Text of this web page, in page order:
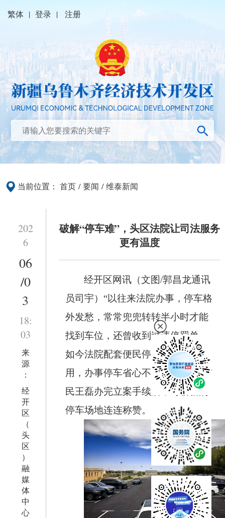
繁体 | 登录 | 注册
当前位置： 首页 /要闻 /维泰新闻
202
6
06
/0
3
18:
03
来
源
：
经
开
区
（
头
区
）
融
媒
体
中
心
破解“停车难”，头区法院让司法服务
更有温度
经开区网讯（文图/郭昌龙通讯
员司宇） “以往来法院办事，停车格
外发愁，常常兜兜转转半小时才能
找到车位，还曾收到过违停罚单。
如今法院配套便民停车场正式投
用，办事停车省心不少。”近日，市
民王磊办完立案手续后，对崭新的
停车场地连连称赞。